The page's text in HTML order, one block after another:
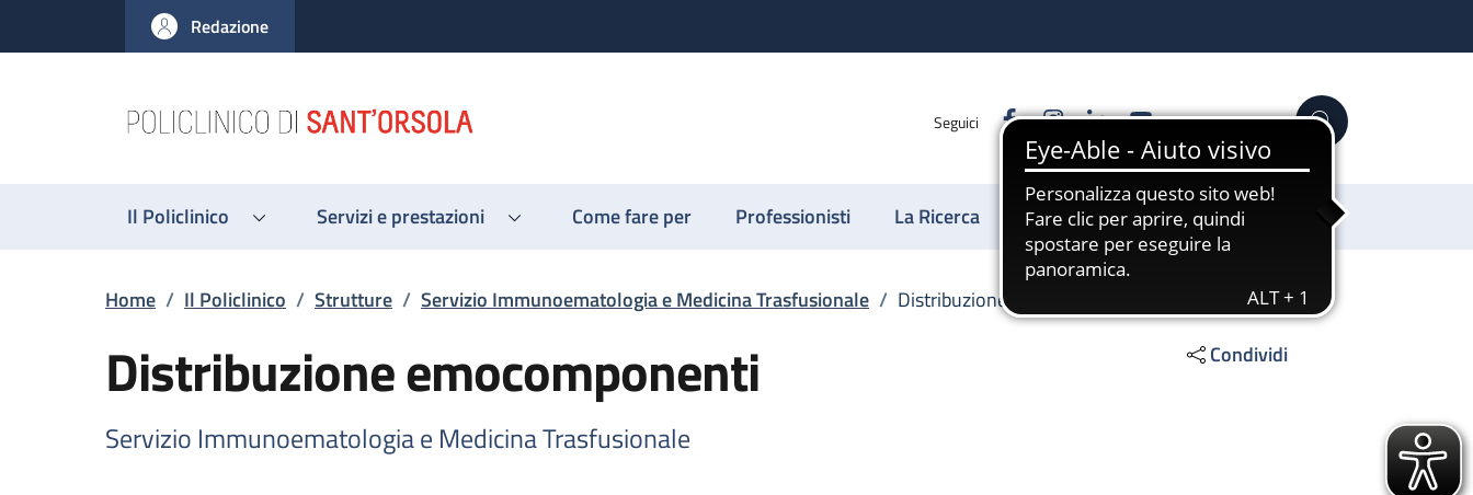
al contenuto principale
to footer content
Redazione
Seguici FacebookInstagram
LinkedinYouTube Cerca
Il Policlinico Servizi e prestazioni Come fare per Professionisti La Ricerca Sostienici
Briciole di pane
Home / Il Policlinico / Strutture / Servizio Immunoematologia e Medicina Trasfusionale / Distribuzione emocomponenti
Distribuzione emocomponenti
Servizio Immunoematologia e Medicina Trasfusionale
Condividi